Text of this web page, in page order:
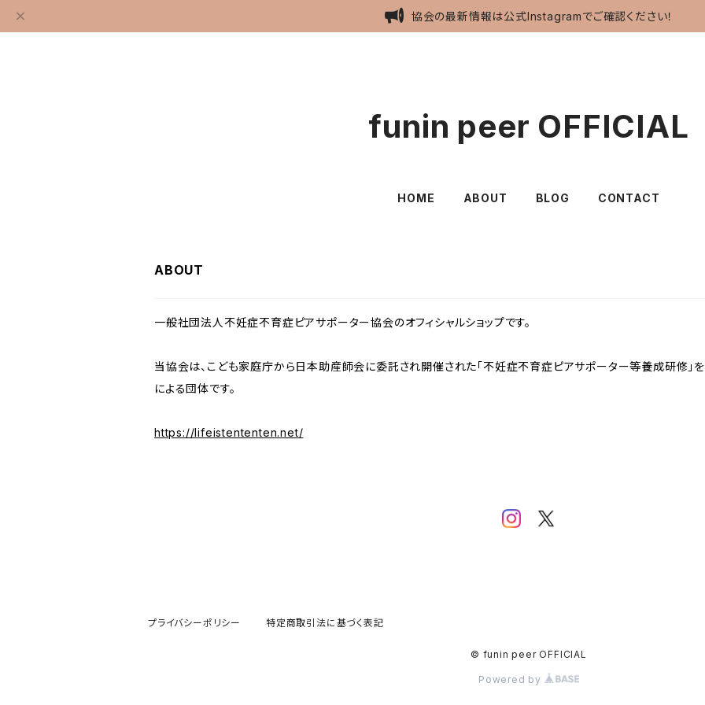
協会の最新情報は公式Instagramでご確認ください！
funin peer OFFICIAL
HOME ABOUT BLOG CONTACT
ABOUT
一般社団法人不妊症不育症ピアサポーター協会のオフィシャルショップです。
当協会は、こども家庭庁から日本助産師会に委託され開催された「不妊症不育症ピアサポーター等養成研修」
による団体です。
https://lifeistententen.net/
プライバシーポリシー 特定商取引法に基づく表記
© funin peer OFFICIAL
Powered by